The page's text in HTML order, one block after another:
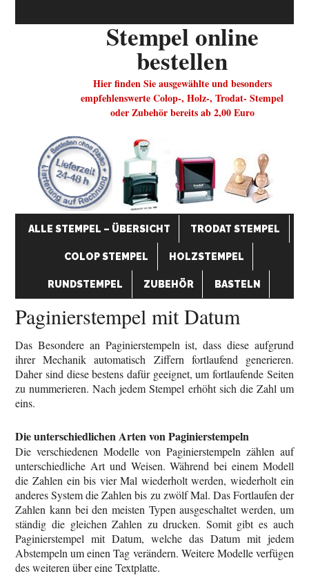
Stempel online
bestellen
Hier finden Sie ausgewählte und besonders
empfehlenswerte Colop-, Holz-, Trodat- Stempel
oder Zubehör bereits ab 2,00 Euro
ALLE STEMPEL – ÜBERSICHT TRODAT STEMPEL
COLOP STEMPEL HOLZSTEMPEL
RUNDSTEMPEL ZUBEHÖR BASTELN
Paginierstempel mit Datum
Das Besondere an Paginierstempeln ist, dass diese aufgrund
ihrer Mechanik automatisch Ziffern fortlaufend generieren.
Daher sind diese bestens dafür geeignet, um fortlaufende Seiten
zu nummerieren. Nach jedem Stempel erhöht sich die Zahl um
eins.
Die unterschiedlichen Arten von Paginierstempeln
Die verschiedenen Modelle von Paginierstempeln zählen auf
unterschiedliche Art und Weisen. Während bei einem Modell
die Zahlen ein bis vier Mal wiederholt werden, wiederholt ein
anderes System die Zahlen bis zu zwölf Mal. Das Fortlaufen der
Zahlen kann bei den meisten Typen ausgeschaltet werden, um
ständig die gleichen Zahlen zu drucken. Somit gibt es auch
Paginierstempel mit Datum, welche das Datum mit jedem
Abstempeln um einen Tag verändern. Weitere Modelle verfügen
des weiteren über eine Textplatte.